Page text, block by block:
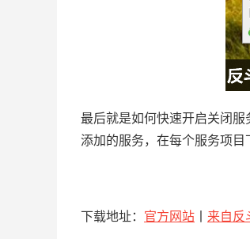
最后就是如何快速开启关闭
添加的服务，在每个服务项目
下载地址： 官方网站 来自反